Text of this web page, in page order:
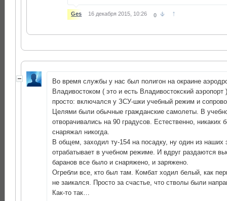
Ges 16 декабря 2015, 10:26 0 ↑
Во время службы у нас был полигон на окраине
Владивостоком ( это и есть Владивостокский аэропорт
просто: включался у ЗСУ-шки учебный режим и
Целями были обычные гражданские самолеты. В
отворачивались на 90 градусов. Естественно, никаких
снаряжал никогда.
В общем, заходил ту-154 на посадку, ну один из наших
отрабатывает в учебном режиме. И вдруг раздаются
баранов все было и снаряжено, и заряжено.
Огребли все, кто был там. Комбат ходил белый, как
не заикался. Просто за счастье, что стволы были
Как-то так…